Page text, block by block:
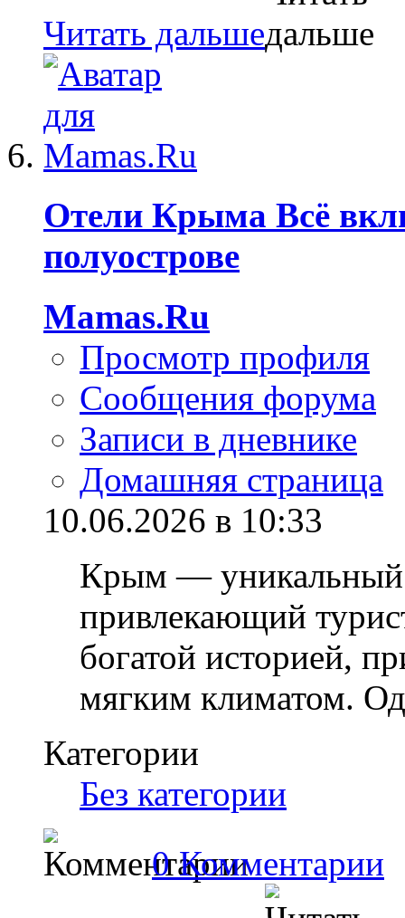
Читать дальше
Отели Крыма Всё
полуострове
Mamas.Ru
Просмотр профиля
Сообщения форума
Записи в дневнике
Домашняя страница
10.06.2026 в 10:33
Крым — уникальный
привлекающий
богатой историей,
мягким климатом.
Категории
Без категории
0 Комментарии